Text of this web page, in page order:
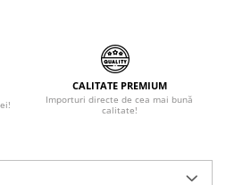
CALITATE PREMIUM
Importuri directe de cea mai bună
calitate!